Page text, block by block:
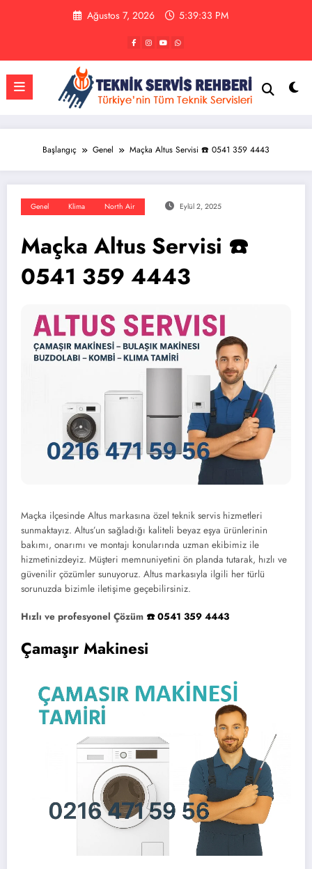
Ağustos 7, 2026 5:39:34 PM
Başlangıç Genel Maçka Altus Servisi ☎️ 0541 359 4443
Genel Klima North Air Eylül 2, 2025
Maçka Altus Servisi ☎️
0541 359 4443
Maçka ilçesinde Altus markasına özel teknik servis hizmetleri
sunmaktayız. Altus’un sağladığı kaliteli beyaz eşya ürünlerinin
bakımı, onarımı ve montajı konularında uzman ekibimiz ile
hizmetinizdeyiz. Müşteri memnuniyetini ön planda tutarak, hızlı ve
güvenilir çözümler sunuyoruz. Altus markasıyla ilgili her türlü
sorunuzda bizimle iletişime geçebilirsiniz.
Hızlı ve profesyonel Çözüm ☎️ 0541 359 4443
Çamaşır Makinesi